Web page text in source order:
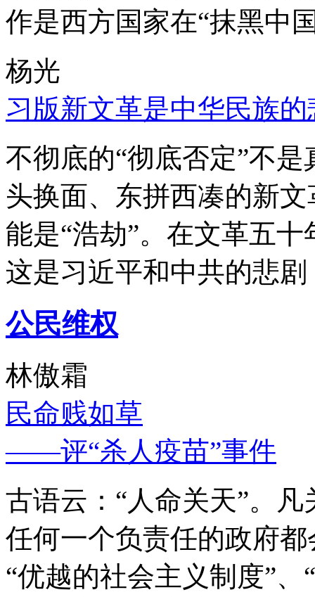
作是西方国家在“抹黑中
杨光
习版新文革是中华民族的
不彻底的“彻底否定”不
头换面、东拼西凑的新
能是“浩劫”。在文革五
这是习近平和中共的悲
公民维权
林傲霜
民命贱如草
——评“杀人疫苗”事件
古语云：“人命关天”。
任何一个负责任的政府
“优越的社会主义制度”